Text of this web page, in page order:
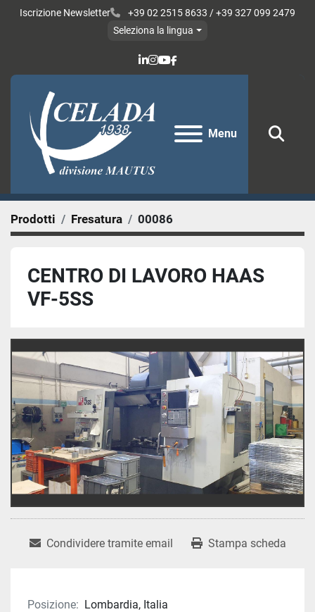
linkedin
instagram
youtube
facebook
Iscrizione Newsletter
+39 02 2515 8633 / +39 327 099 2479
Seleziona la lingua
Menu
Cerca
Prodotti Fresatura 00086
CENTRO DI LAVORO HAAS
VF-5SS
Condividere tramite email Stampa scheda
Posizione: Lombardia, Italia